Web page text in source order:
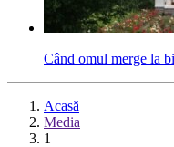
Când omul merge la
Acasă
Media
1